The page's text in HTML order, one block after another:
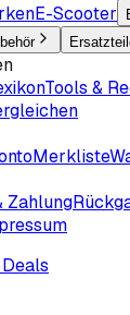
E-Scooter
Tools &
Merkliste
Zahlung